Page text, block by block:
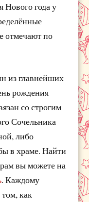
Нового года у
отмечают по
из главнейших
рождения
со строгим
Сочельника
либо
в храме. Найти
вы можете на
. Каждому
как